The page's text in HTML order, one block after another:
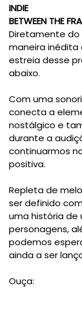
INDIE
BETWEEN THE
Diretamente do
maneira inédita
estreia desse
abaixo.
Com uma
conecta a
nostálgico e
durante a
continuarmos
positiva.
Repleta de
ser definido
uma história de
personagens,
podemos
ainda a ser
Ouça: